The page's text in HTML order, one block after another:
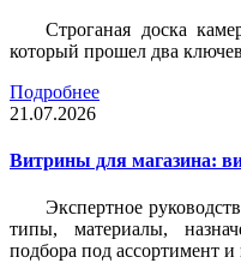
Строганая доска
который прошел два
Подробнее
21.07.2026
Витрины для магазина:
Экспертное
типы, материалы,
подбора под ассортимент